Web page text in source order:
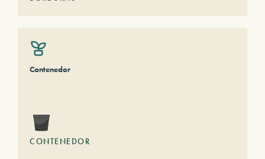
Contenedor
CONTENEDOR